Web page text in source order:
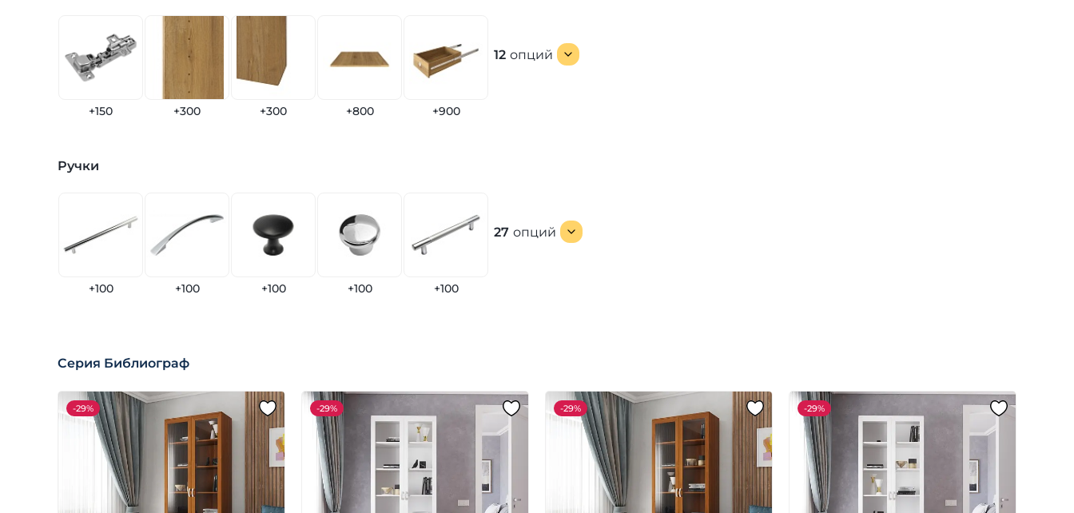
+150 +300 +300 +800 +900
12 опций
Ручки
+100 +100 +100 +100 +100
27 опций
Серия Библиограф
-29% -29% -29% -29%